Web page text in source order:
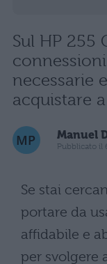
Sul HP 255
necessarie
acquistare
Manuel
Pubblicato il
Se stai
portare da
affidabile e
per svolgere